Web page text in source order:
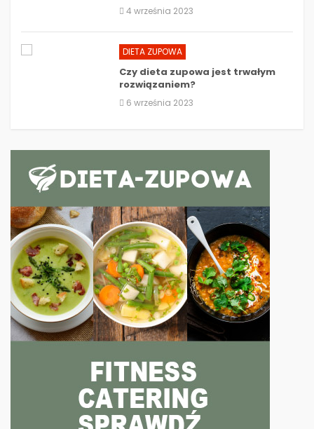
4 września 2023
DIETA ZUPOWA
Czy dieta zupowa jest trwałym
rozwiązaniem?
6 września 2023